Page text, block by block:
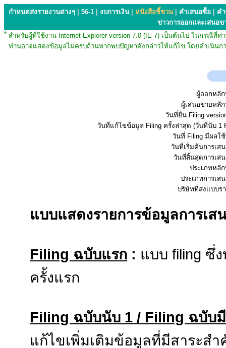
กำหนดส่งรายงานต่างๆ 56-1 งบการเงิน หนังสือชี้ชวน คำเสนอซื้อ
ค
ข่าวการออกและเสนอข
* สำหรับผู้ที่ใช้งาน Internet Explorer version 7.0 (IE 7) เป็นต้นไป ในกรณี
ท่านอาจแสดงข้อมูลไม่ครบถ้วนหากพบปัญหาดังกล่าวให้แก้ไข โดยดำเนินก
ผู้ออกหลั
ผู้เสนอขายหลั
วันที่ยื่น Filing
วันที่แก้ไขข้อมูล Filing ครั้งล่าสุด (วันที่นับ 1
วันที่ Filing มีผลใ
วันที่เริ่มต้นการเส
วันที่สิ้นสุดการเส
ประเภทหลั
ประเภทการเส
บริษัทที่ส่งแบบร
แบบแสดงรายการข้อมูลการเ
Filing ฉบับแรก : แบบ filing ซึ่ง
ครั้งแรก
Filing ฉบับนับ 1 / Filing ฉบับ
แก้ไขเพิ่มเติมข้อมูลที่มีสาระส